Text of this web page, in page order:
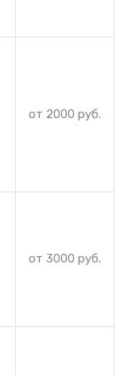
от 2000 руб.
от 3000 руб.